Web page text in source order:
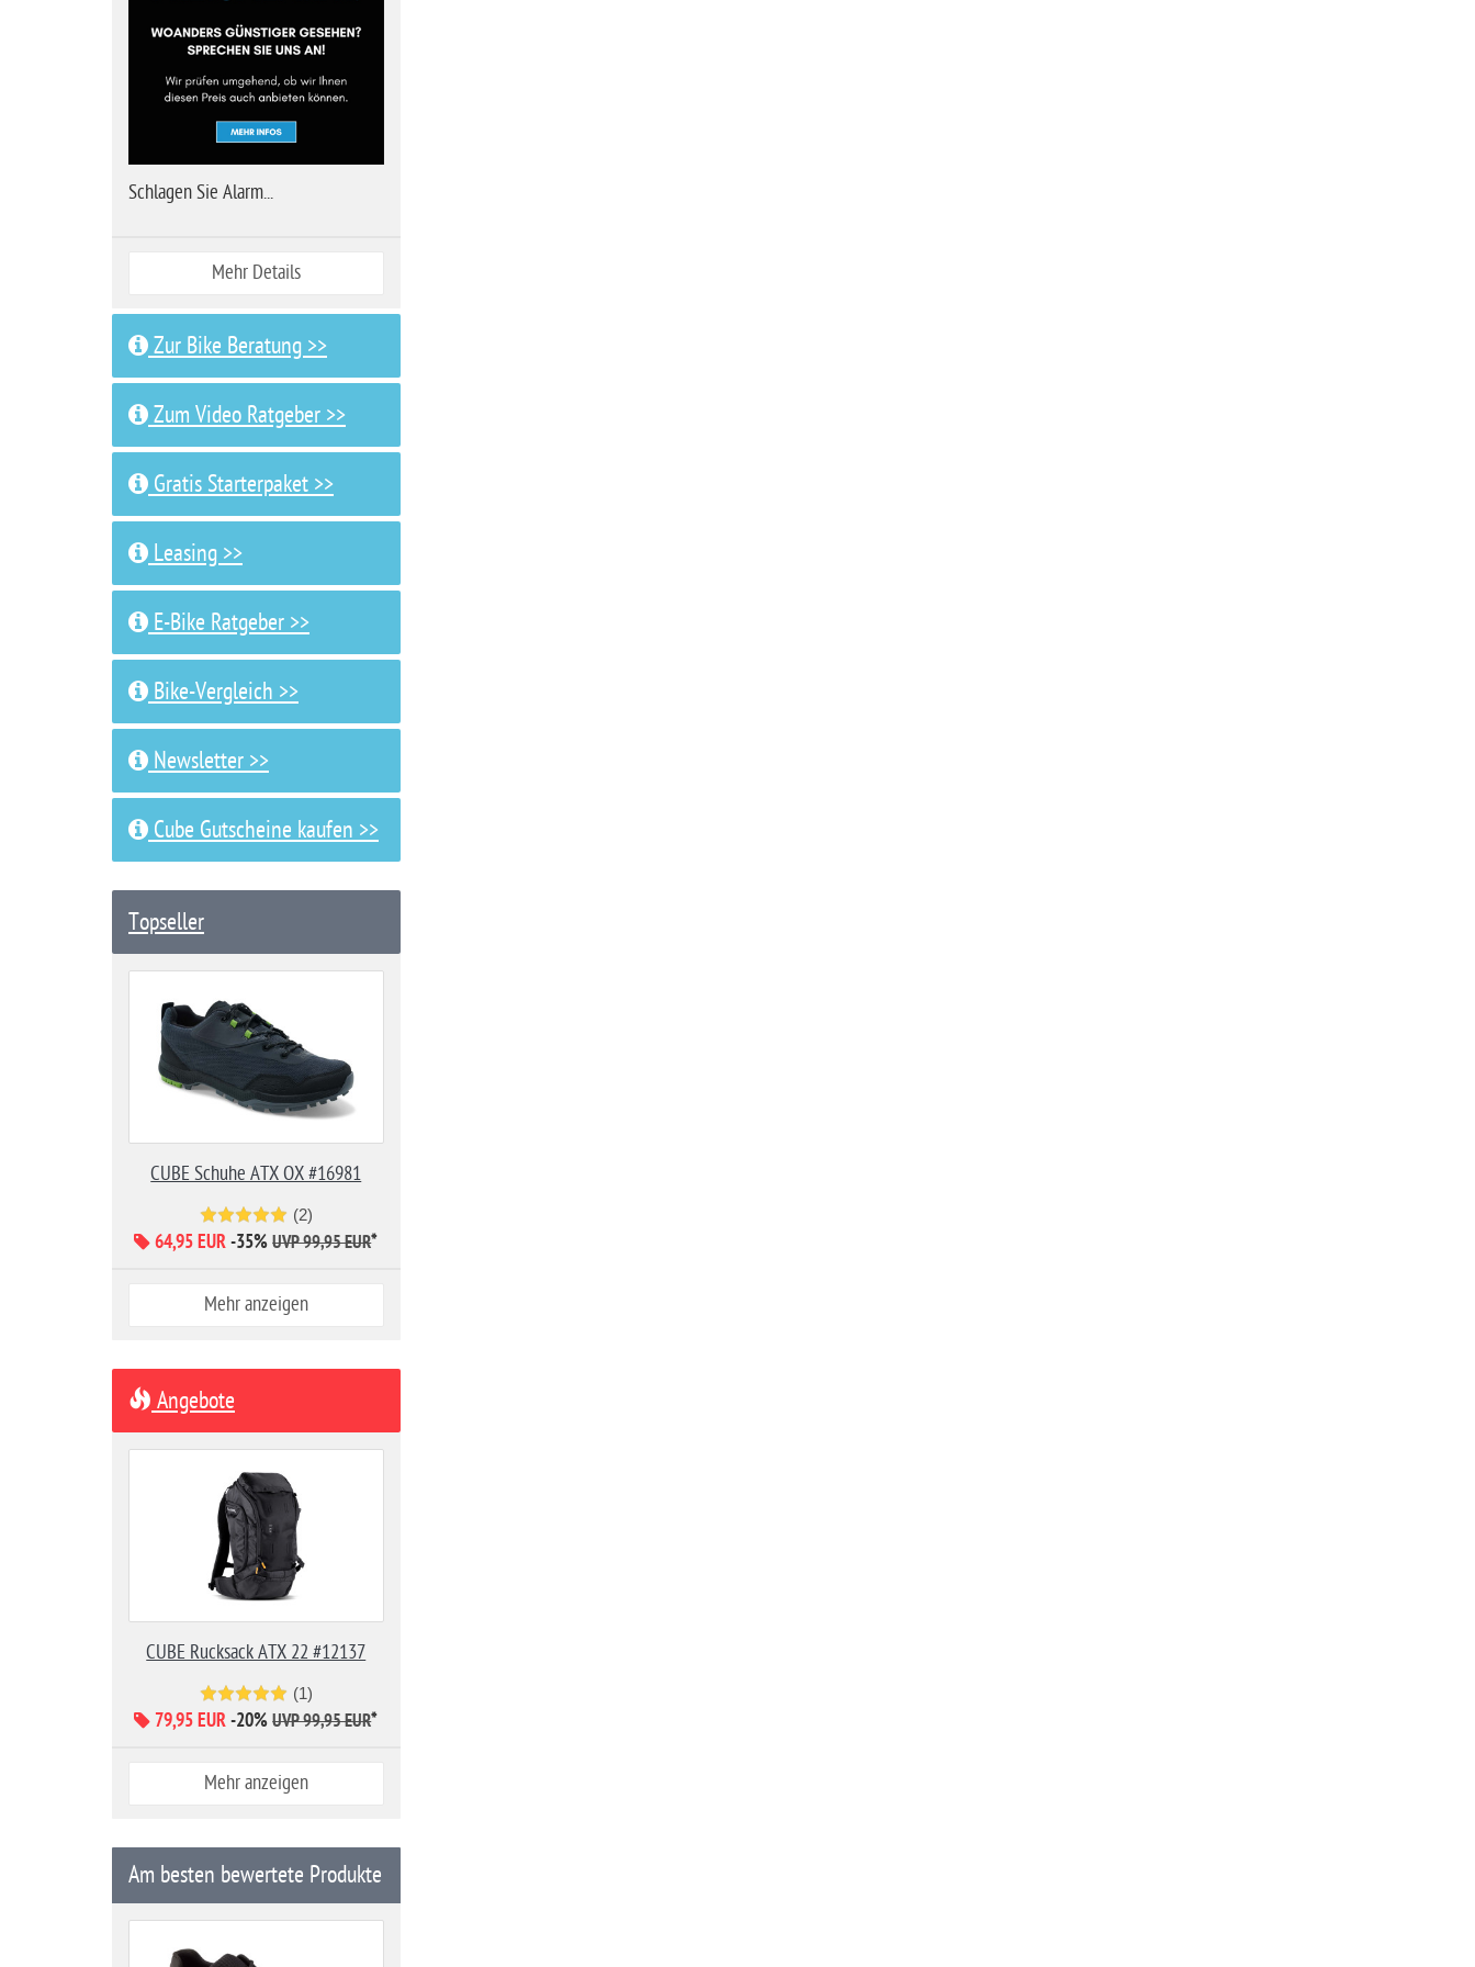
Schlagen Sie Alarm...
Mehr Details
Zur Bike Beratung >>
Zum Video Ratgeber >>
Gratis Starterpaket >>
Leasing >>
E-Bike Ratgeber >>
Bike-Vergleich >>
Newsletter >>
Cube Gutscheine kaufen >>
Topseller
CUBE Schuhe ATX OX #16981
(2)
64,95 EUR-35% UVP 99,95 EUR*
Mehr anzeigen
Angebote
CUBE Rucksack ATX 22 #12137
(1)
79,95 EUR-20% UVP 99,95 EUR*
Mehr anzeigen
Am besten bewertete Produkte